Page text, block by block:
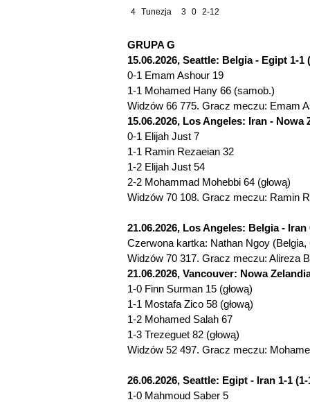
4 Tunezja 3 0 2-12
GRUPA G
15.06.2026, Seattle: Belgia - Egipt 1-1
0-1 Emam Ashour 19
1-1 Mohamed Hany 66 (samob.)
Widzów 66 775. Gracz meczu: Emam
15.06.2026, Los Angeles: Iran - Nowa
0-1 Elijah Just 7
1-1 Ramin Rezaeian 32
1-2 Elijah Just 54
2-2 Mohammad Mohebbi 64 (głową)
Widzów 70 108. Gracz meczu: Ramin
21.06.2026, Los Angeles: Belgia - Iran
Czerwona kartka: Nathan Ngoy (Belgia,
Widzów 70 317. Gracz meczu: Alireza
21.06.2026, Vancouver: Nowa
1-0 Finn Surman 15 (głową)
1-1 Mostafa Zico 58 (głową)
1-2 Mohamed Salah 67
1-3 Trezeguet 82 (głową)
Widzów 52 497. Gracz meczu:
26.06.2026, Seattle: Egipt - Iran 1-1 (1-
1-0 Mahmoud Saber 5